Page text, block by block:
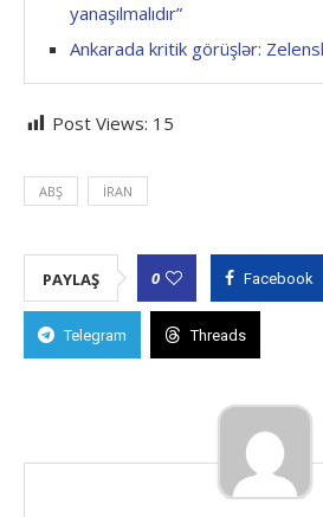
yanaşılmalıdır”
Ankarada kritik görüşlər:
Post Views: 15
ABŞ İRAN
PAYLAŞ 0 Facebook
Telegram Threads